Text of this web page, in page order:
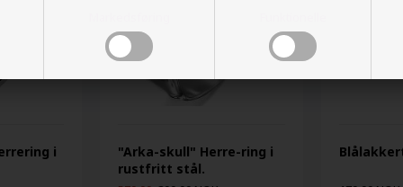
i
"Arka-skull" Herre-ring i
rustfritt stål.